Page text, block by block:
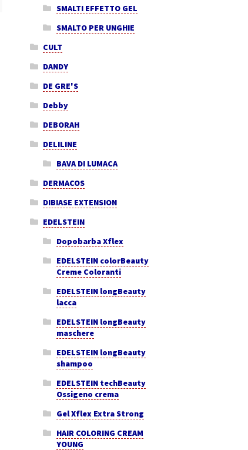
SMALTI EFFETTO GEL
SMALTO PER UNGHIE
CULT
DANDY
DE GRE'S
Debby
DEBORAH
DELILINE
BAVA DI LUMACA
DERMACOS
DIBIASE EXTENSION
EDELSTEIN
Dopobarba Xflex
EDELSTEIN colorBeauty
Creme Coloranti
EDELSTEIN longBeauty
lacca
EDELSTEIN longBeauty
maschere
EDELSTEIN longBeauty
shampoo
EDELSTEIN techBeauty
Ossigeno crema
Gel Xflex Extra Strong
HAIR COLORING CREAM
YOUNG